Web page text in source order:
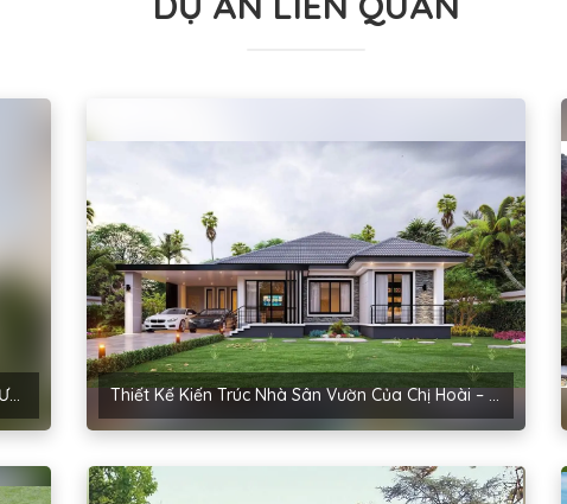
THIẾT KẾ THI CÔNG NHÀ HIỆN ĐẠI CỦA ANH PHƯƠNG TẠI HÀ NỘI Thiết Kế Kiến Trúc Nhà Sân Vườn Của Chị Hoài – Thanh Miện, Hải Dương